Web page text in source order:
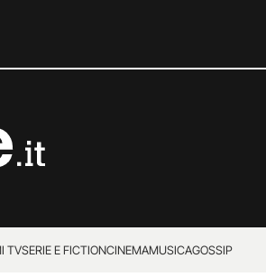
TVSERIE E FICTIONCINEMAMUSICAGOSSIP